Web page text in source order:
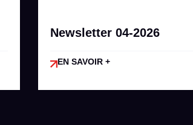
Newsletter 04-2026
EN SAVOIR +